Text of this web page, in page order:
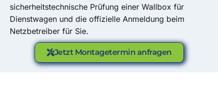
sicherheitstechnische Prüfung einer Wallbox für
Dienstwagen und die offizielle Anmeldung beim
Netzbetreiber für Sie.
Jetzt Montagetermin anfragen